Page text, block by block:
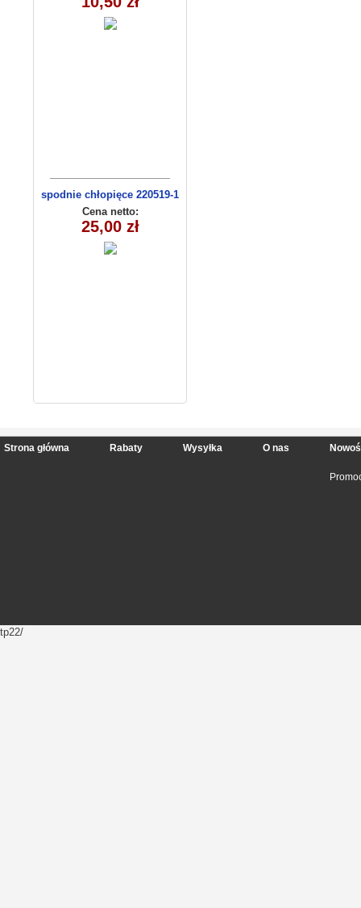
spodnie chłopięce 220519-1
(1-6) 5szt
Cena netto:
25,00 zł
Strona główna Rabaty Wysyłka O nas
tp22/